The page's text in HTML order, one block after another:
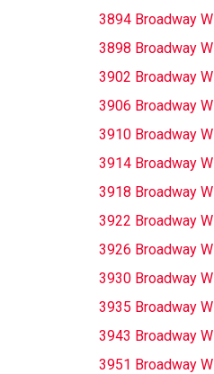
3894 Broadway W
3898 Broadway W
3902 Broadway W
3906 Broadway W
3910 Broadway W
3914 Broadway W
3918 Broadway W
3922 Broadway W
3926 Broadway W
3930 Broadway W
3935 Broadway W
3943 Broadway W
3951 Broadway W